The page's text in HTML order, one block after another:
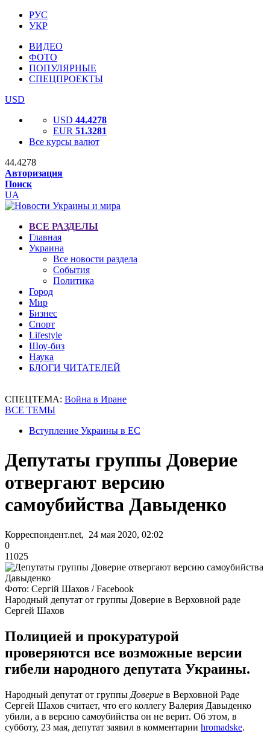
РУС
УКР
ВИДЕО
ФОТО
ПОПУЛЯРНЫЕ
СПЕЦПРОЕКТЫ
USD
USD 44.4278
EUR 51.3281
Все курсы валют
44.4278
Авторизация
Поиск
UA
ВСЕ РАЗДЕЛЫ
Главная
Украина
Все новости раздела
События
Политика
Город
Мир
Бизнес
Спорт
Lifestyle
Шоу-биз
Наука
БЛОГИ ЧИТАТЕЛЕЙ
СПЕЦТЕМА: Война в Иране
ВСЕ ТЕМЫ
Вступление Украины в ЕС
Депутаты группы Доверие
отвергают версию
самоубийства Давыденко
Корреспондент.net, 24 мая 2020, 02:02
0
11025
Фото: Сергій Шахов / Facebook
Народный депутат от группы Доверие в Верховной раде
Сергей Шахов
Полицией и прокуратурой
проверяются все возможные версии
гибели народного депутата Украины.
Народный депутат от группы Доверие в Верховной Раде
Сергей Шахов считает, что его коллегу Валерия Давыденко
убили, а в версию самоубийства он не верит. Об этом, в
субботу, 23 мая, депутат заявил в комментарии hromadske.